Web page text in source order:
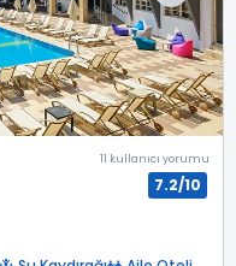
11 kullanıcı yorumu
7.2/10